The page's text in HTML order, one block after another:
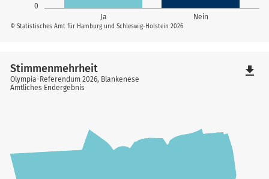
0
Ja Nein
© Statistisches Amt für Hamburg und Schleswig-Holstein 2026
Stimmenmehrheit
Olympia-Referendum 2026, Blankenese
Amtliches Endergebnis
file_download